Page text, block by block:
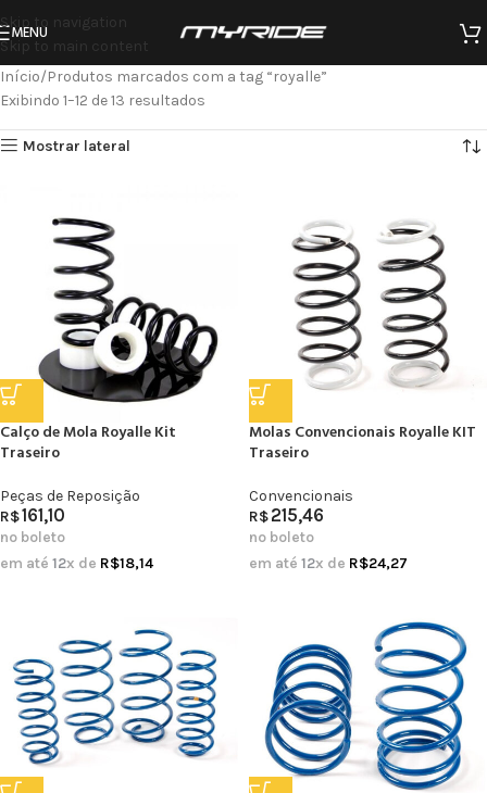
Skip to navigation
Skip to main content
MENU
Início Produtos marcados com a tag “royalle”
Exibindo 1–12 de 13 resultados
Mostrar lateral
Calço de Mola Royalle Kit
Traseiro
Peças de Reposição
R$161,10
no boleto
em até 12x de R$18,14
Molas Convencionais Royalle KIT
Traseiro
Convencionais
R$215,46
no boleto
em até 12x de R$24,27